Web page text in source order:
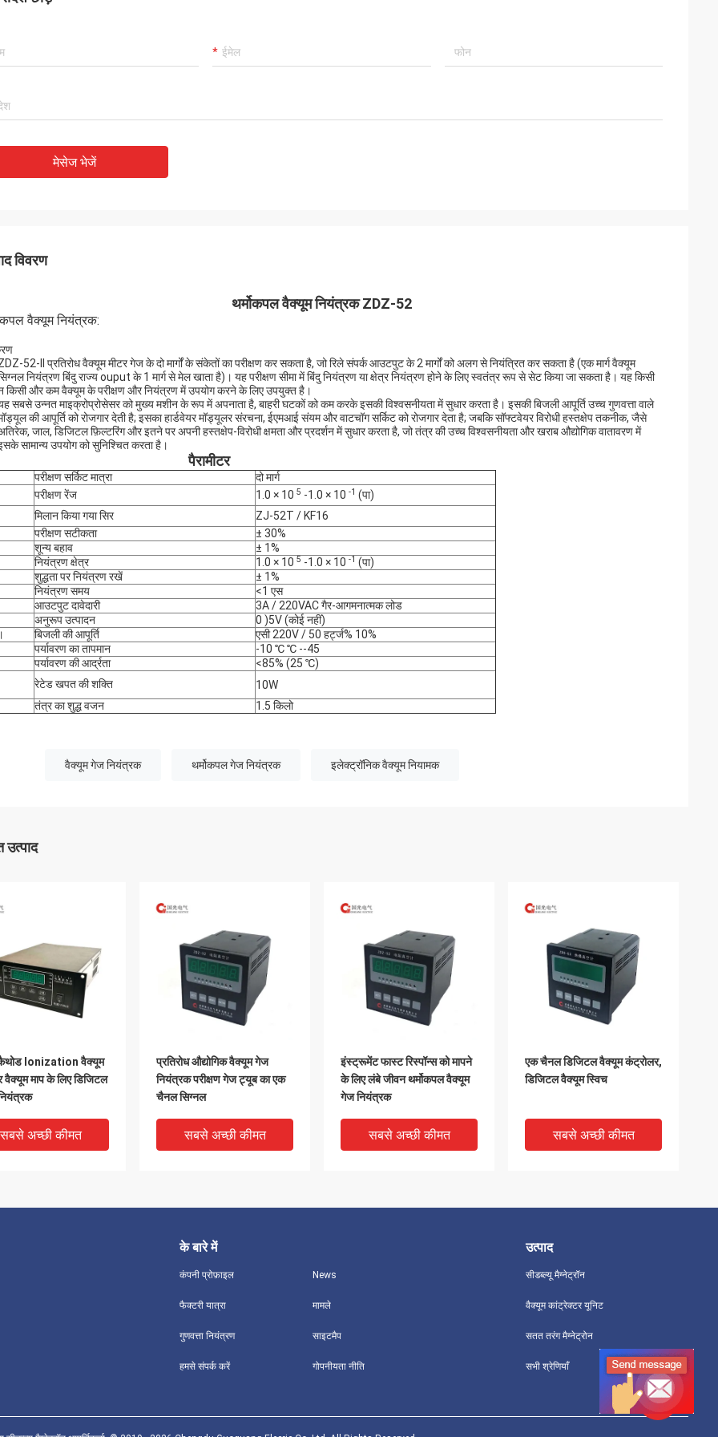
मेसेज भेजें
विवरण
थर्मोकपल वैक्यूम नियंत्रक ZDZ-52
वैक्यूम नियंत्रक:
52-II प्रतिरोध वैक्यूम मीटर गेज के दो मार्गों के संकेतों का परीक्षण कर सकता है, जो रिले संपर्क आउटपुट के 2 मार्गों को अलग से नियंत्रित कर सकता है (एक मार्ग वैक्यूम
नियंत्रण बिंदु राज्य ouput के 1 मार्ग से मेल खाता है)। यह परीक्षण सीमा में बिंदु नियंत्रण या क्षेत्र नियंत्रण होने के लिए स्वतंत्र रूप से सेट किया जा सकता है। यह किसी
किसी और कम वैक्यूम के परीक्षण और नियंत्रण में उपयोग करने के लिए उपयुक्त है।
सबसे उन्नत माइक्रोप्रोसेसर को मुख्य मशीन के रूप में अपनाता है, बाहरी घटकों को कम करके इसकी विश्वसनीयता में सुधार करता है। इसकी बिजली आपूर्ति उच्च गुणवत्ता वाले
की आपूर्ति को रोजगार देती है; इसका हार्डवेयर मॉड्यूलर संरचना, ईएमआई संयम और वाटचॉग सर्किट को रोजगार देता है; जबकि सॉफ्टवेयर विरोधी हस्तक्षेप तकनीक, जैसे
जाल, डिजिटल फ़िल्टरिंग और इतने पर अपनी हस्तक्षेप-विरोधी क्षमता और प्रदर्शन में सुधार करता है, जो तंत्र की उच्च विश्वसनीयता और खराब औद्योगिक वातावरण में
सामान्य उपयोग को सुनिश्चित करता है।
पैरामीटर
परीक्षण सर्किट मात्रा
दो मार्ग
परीक्षण रेंज
1.0 × 10 5 -1.0 × 10 -1 (पा)
मिलान किया गया सिर
ZJ-52T / KF16
परीक्षण सटीकता
± 30%
शून्य बहाव
± 1%
नियंत्रण क्षेत्र
1.0 × 10 5 -1.0 × 10 -1 (पा)
शुद्धता पर नियंत्रण रखें
± 1%
नियंत्रण समय
<1 एस
आउटपुट दावेदारी
3A / 220VAC गैर-आगमनात्मक लोड
अनुरूप उत्पादन
0 )5V (कोई नहीं)
बिजली की आपूर्ति
एसी 220V / 50 हर्ट्ज% 10%
पर्यावरण का तापमान
-10 ℃ ℃ --45
पर्यावरण की आर्द्रता
<85% (25 ℃)
रेटेड खपत की शक्ति
10W
तंत्र का शुद्ध वजन
1.5 किलो
वैक्यूम गेज नियंत्रक थर्मोकपल गेज नियंत्रक इलेक्ट्रॉनिक वैक्यूम नियामक
Ionization वैक्यूम
माप के लिए डिजिटल
सबसे अच्छी कीमत
प्रतिरोध औद्योगिक वैक्यूम गेज
नियंत्रक परीक्षण गेज ट्यूब का एक
चैनल सिग्नल
सबसे अच्छी कीमत
इंस्ट्रूमेंट फास्ट रिस्पॉन्स को मापने
के लिए लंबे जीवन थर्मोकपल वैक्यूम
गेज नियंत्रक
सबसे अच्छी कीमत
एक चैनल डिजिटल वैक्यूम कंट्रोलर,
डिजिटल वैक्यूम स्विच
सबसे अच्छी कीमत
सबसे अच्छी कीमत
माइक्रोप्रोसेसर डिजिटल वैक्यूम
सबसे अच्छी कीमत
Anti Interference Vacuum
सबसे अच्छी कीमत
औद्योगिक डिजिटल वैक्यूम नियामक
उच्च उपकरण विश्वसनीयता
के बारे में
कंपनी प्रोफ़ाइल
फैक्टरी यात्रा
गुणवत्ता नियंत्रण
हमसे संपर्क करें
News
मामले
साइटमैप
गोपनीयता नीति
उत्पाद
सीडब्ल्यू मैग्नेट्रॉन
वैक्यूम कांट्रेक्टर यूनिट
सतत तरंग मैग्नेट्रोन
सभी श्रेणियाँ